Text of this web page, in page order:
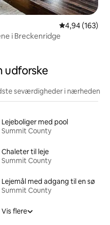
4,94 ud af 5 i
4,94 (163)
i Breckenridge
udforske
seværdigheder i nærheden
Lejeboliger med pool
Summit County
Chaleter til leje
Summit County
Lejemål med adgang til en sø
Summit County
Vis flere